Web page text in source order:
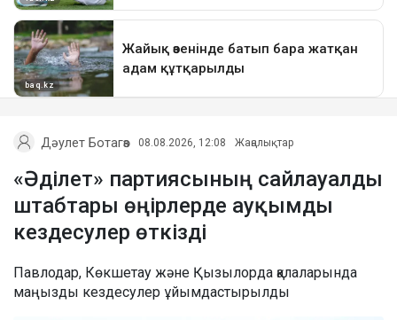
Дәулет Ботагөз 08.08.2026, 12:08 Жаңалықтар
«Әділет» партиясының сайлауалды
штабтары өңірлерде ауқымды
кездесулер өткізді
Павлодар, Көкшетау және Қызылорда қалаларында
маңызды кездесулер ұйымдастырылды